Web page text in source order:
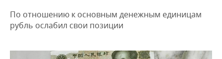
ДЕКЛАРАЦИИ О ДОХОДАХ
НОВОСТИ ЭКОНОМИКИ
ПРОМЫШЛЕННОСТЬ
ПРОМЫШЛЕННОСТИ
По отношению к основным денежным единицам
рубль ослабил свои позиции